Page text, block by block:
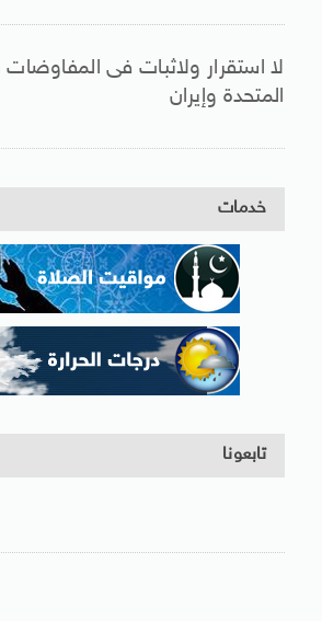
لا استقرار ولاثبات فى المفاوضات
المتحدة وإيران
خدمات
تابعونا